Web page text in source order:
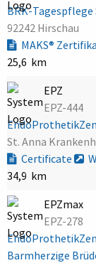
BRK-Tagespflege
92242 Hirschau
MAKS®
25,6 km
EPZ
EPZ-444
St. Anna
Certificate
34,9 km
EPZmax
EPZ-278
Barmherzige